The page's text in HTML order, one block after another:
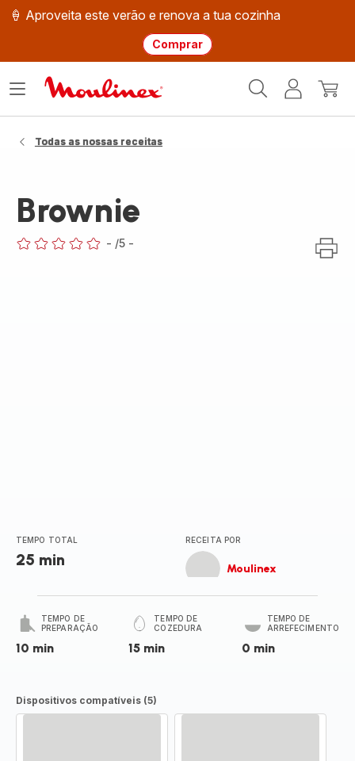
🍦 Aproveita este verão e renova a tua cozinha
Comprar
Moulinex
O
Abrir
Todas as nossas receitas
Brownie
- /5 -
TEMPO TOTAL
25 min
RECEITA POR
Moulinex
TEMPO DE
PREPARAÇÃO
10 min
TEMPO DE
COZEDURA
15 min
TEMPO DE
ARREFECIMENTO
0 min
Dispositivos compatíveis (5)